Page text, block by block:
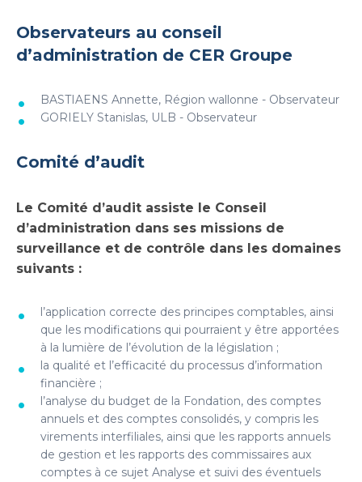
Observateurs au conseil
d’administration de CER Groupe
BASTIAENS Annette, Région wallonne - Observateur
GORIELY Stanislas, ULB - Observateur
Comité d’audit
Le Comité d’audit assiste le Conseil
d’administration dans ses missions de
surveillance et de contrôle dans les domaines
suivants :
l’application correcte des principes comptables, ainsi
que les modifications qui pourraient y être apportées
à la lumière de l’évolution de la législation ;
la qualité et l’efficacité du processus d’information
financière ;
l’analyse du budget de la Fondation, des comptes
annuels et des comptes consolidés, y compris les
virements interfiliales, ainsi que les rapports annuels
de gestion et les rapports des commissaires aux
comptes à ce sujet Analyse et suivi des éventuels